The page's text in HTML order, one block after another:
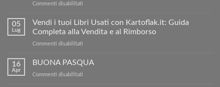
Commenti disabilitati
Risparmia:
sconto
05
Lug
Vendi i tuoi Libri Usati con Kartoflak.it: Guida
Completa alla Vendita e al Rimborso
Commenti disabilitati
i
tuoi
16
Apr
BUONA PASQUA
Commenti disabilitati